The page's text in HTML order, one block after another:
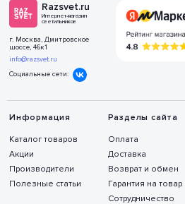
Razsvet.ru
Интернет-магазин
светильников
г. Москва, Дмитровское
шоссе, 46к1
info@razsvet.ru
Социальные сети:
Информация
Каталог товаров
Акции
Производители
Полезные статьи
Разделы сайта
Оплата
Доставка
Возврат и обмен
Гарантия на товар
Сотрудничество